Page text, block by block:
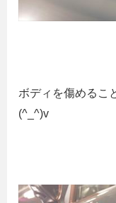
ボディを傷めるこ
(^_^)v